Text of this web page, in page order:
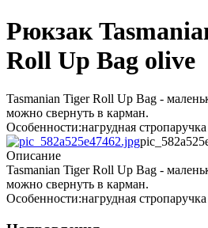
Рюкзак
Roll Up Bag olive
Tasmanian Tiger Roll Up Bag -
можно свернуть в карман.
Особенности:нагрудная
Описание
Tasmanian Tiger Roll Up Bag -
можно свернуть в карман.
Особенности:нагрудная